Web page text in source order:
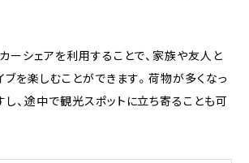
ーシェアを利用することで、家族や友人と
を楽しむことができます。荷物が多くなっ
、途中で観光スポットに立ち寄ることも可